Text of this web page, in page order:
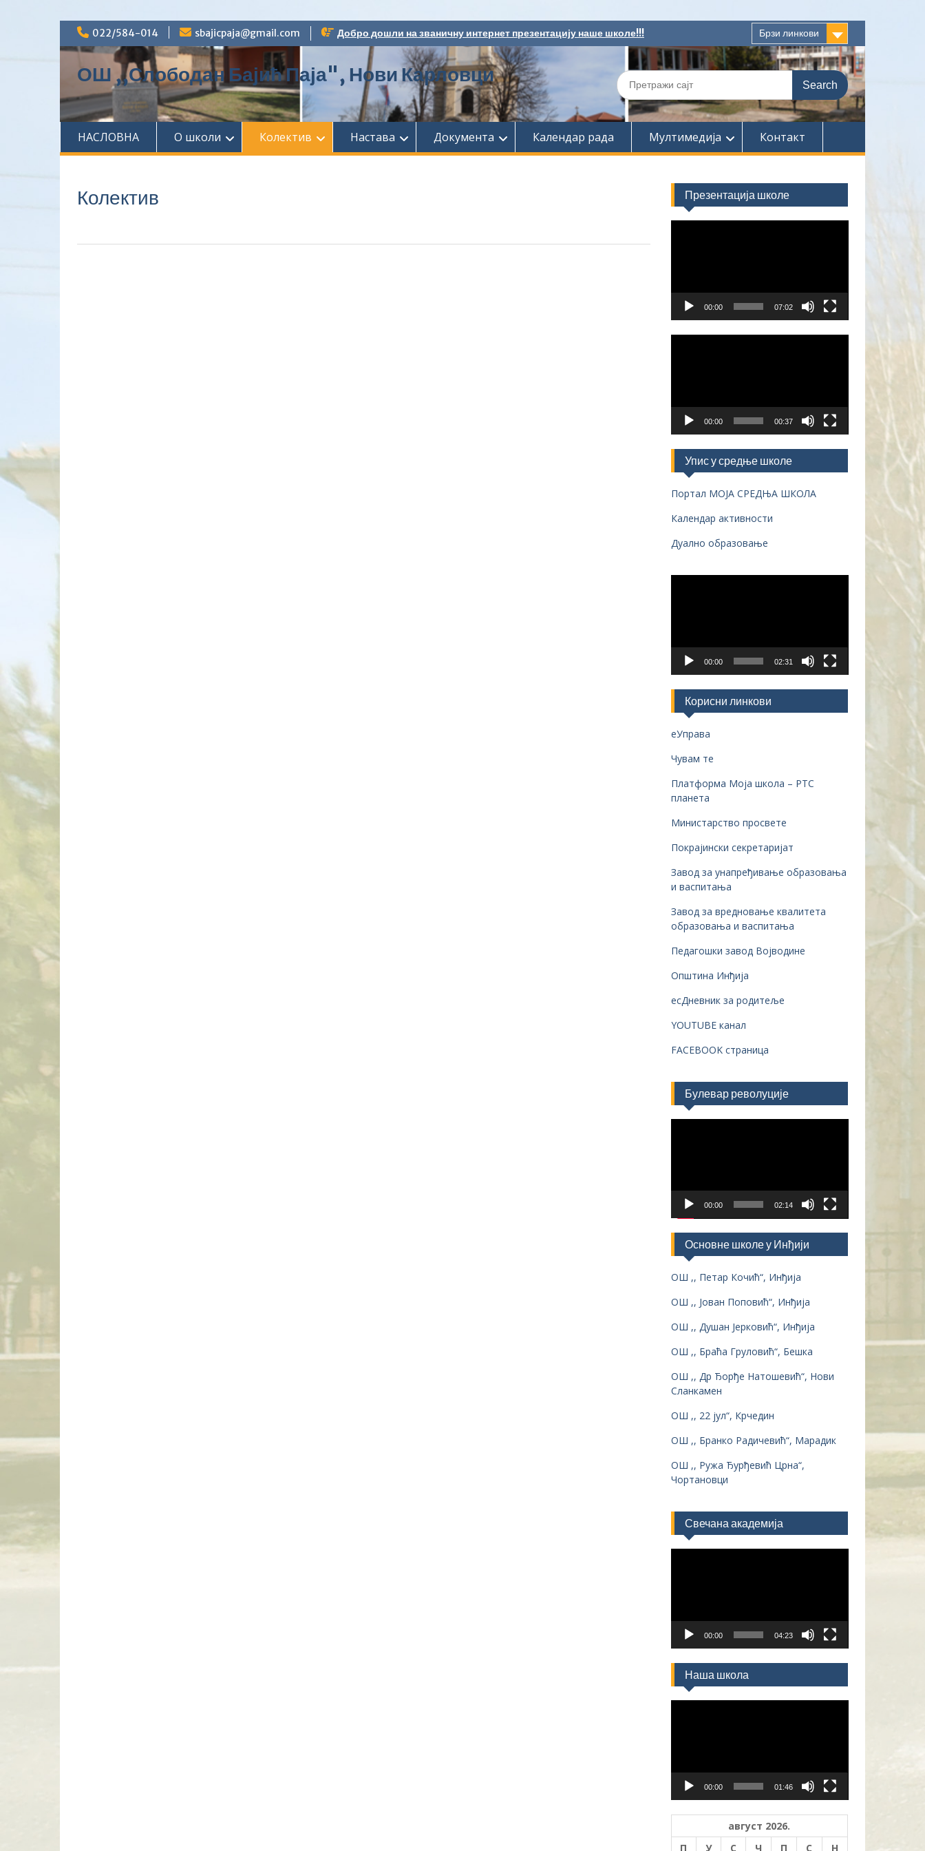
Skip
content
022/584-014 sbajicpaja@gmail.com Добро дошли на званичну интернет презентацију наше школе!!! Брзи линкови
ОШ ,,Слободан Бајић Паја", Нови Карловци
Search
for:
НАСЛОВНА О школи Колектив Настава Документа Календар рада Мултимедија Контакт
Колектив Презентација школе
00:00 07:02
00:00 00:37
Упис у средње школе
Портал МОЈА СРЕДЊА ШКОЛА
Календар активности
Дуално образовање
00:00 02:31
Корисни линкови
еУправа
Чувам те
Платформа Моја школа – РТС
планета
Министарство просвете
Покрајински секретаријат
Завод за унапређивање образовања
и васпитања
Завод за вредновање квалитета
образовања и васпитања
Педагошки завод Војводине
Општина Инђија
есДневник за родитеље
YOUTUBE канал
FACEBOOK страница
Булевар револуције
00:00 02:14
Основне школе у Инђији
ОШ ,, Петар Кочић“, Инђија
ОШ ,, Јован Поповић“, Инђија
ОШ ,, Душан Јерковић“, Инђија
ОШ ,, Браћа Груловић“, Бешка
ОШ ,, Др Ђорђе Натошевић“, Нови
Сланкамен
ОШ ,, 22 јул“, Крчедин
ОШ ,, Бранко Радичевић“, Марадик
ОШ ,, Ружа Ђурђевић Црна“,
Чортановци
Свечана академија
00:00 04:23
Наша школа
00:00 01:46
август 2026.
П
У С Ч П С
Н